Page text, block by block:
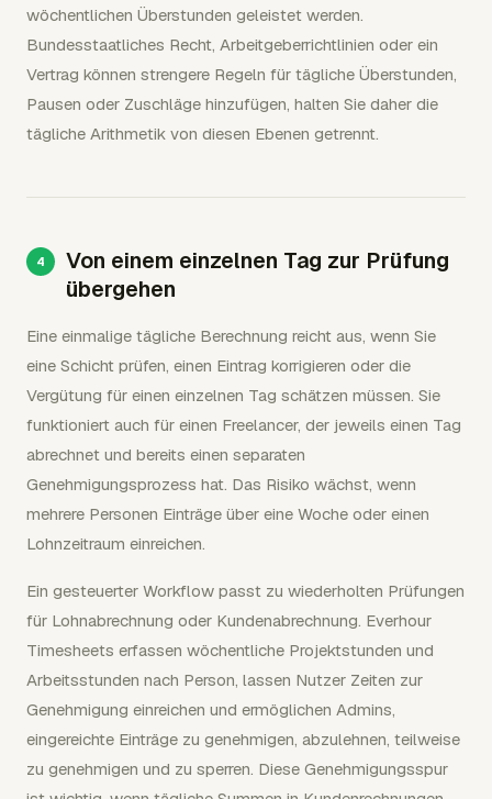
wöchentlichen Überstunden geleistet werden.
Bundesstaatliches Recht, Arbeitgeberrichtlinien oder ein
Vertrag können strengere Regeln für tägliche Überstunden,
Pausen oder Zuschläge hinzufügen, halten Sie daher die
tägliche Arithmetik von diesen Ebenen getrennt.
Von einem einzelnen Tag zur Prüfung
übergehen
Eine einmalige tägliche Berechnung reicht aus, wenn Sie
eine Schicht prüfen, einen Eintrag korrigieren oder die
Vergütung für einen einzelnen Tag schätzen müssen. Sie
funktioniert auch für einen Freelancer, der jeweils einen Tag
abrechnet und bereits einen separaten
Genehmigungsprozess hat. Das Risiko wächst, wenn
mehrere Personen Einträge über eine Woche oder einen
Lohnzeitraum einreichen.
Ein gesteuerter Workflow passt zu wiederholten Prüfungen
für Lohnabrechnung oder Kundenabrechnung. Everhour
Timesheets erfassen wöchentliche Projektstunden und
Arbeitsstunden nach Person, lassen Nutzer Zeiten zur
Genehmigung einreichen und ermöglichen Admins,
eingereichte Einträge zu genehmigen, abzulehnen, teilweise
zu genehmigen und zu sperren. Diese Genehmigungsspur